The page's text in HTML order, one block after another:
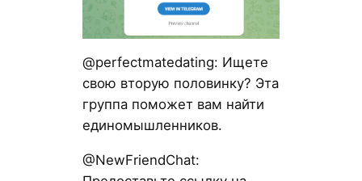
@perfectmatedating: Ищете
свою вторую половинку? Эта
группа поможет вам найти
единомышленников.
@NewFriendChat: